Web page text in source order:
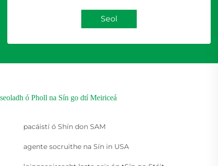
Seol
seoladh ó Pholl na Sín go dtí Meiriceá
pacáistí ó Shín don SAM
agente socruithe na Sín in USA